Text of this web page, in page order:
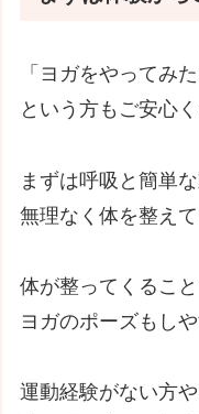
「ヨガをやってみ
という方もご安心く
まずは呼吸と簡単な
無理なく体を整えて
体が整ってくること
ヨガのポーズもし
運動経験がない方や